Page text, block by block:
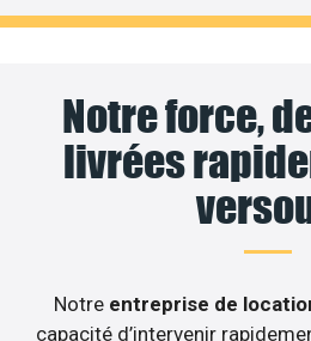
Notre force,
livrées
Notre entreprise de
capacité d’intervenir